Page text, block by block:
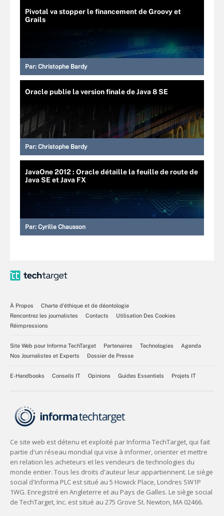
Pivotal va stopper le financement de Groovy et
Grails
Par: Christophe Bardy
Oracle publie la version finale de Java 8 SE
Par: Christophe Bardy
JavaOne 2012 : Oracle détaille la feuille de route de
Java SE et Java FX
Par: Cyrille Chausson
À Propos
Charte d’éthique et de déontologie
Rencontrez les journalistes
Contacts
Utilisation Des Cookies
Réimpressions
Site Web pour Informa TechTarget Partenaires Technologies
Agenda
Nos Journalistes et Experts
Dossier de Presse
E-Handbooks Conseils IT Opinions Guides Essentiels Projets IT